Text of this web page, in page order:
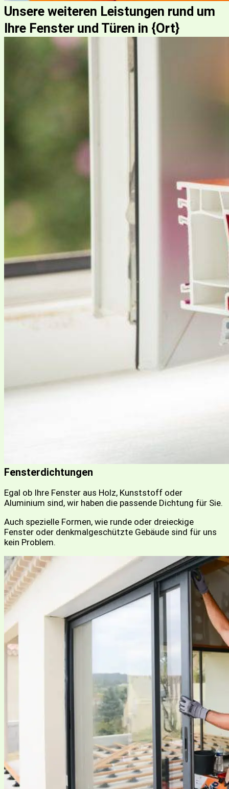
Unsere weiteren Leistungen rund um
Ihre Fenster und Türen in {Ort}
Fensterdichtungen
Egal ob Ihre Fenster aus Holz, Kunststoff oder
Aluminium sind, wir haben die passende Dichtung für Sie.
Auch spezielle Formen, wie runde oder dreieckige
Fenster oder denkmalgeschützte Gebäude sind für uns
kein Problem.